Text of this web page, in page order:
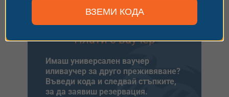
Плати с ваучер
Имаш универсален ваучер
иливаучер за друго преживяване?
Въведи кода и следвай стъпките,
за да заявиш резервация.
ВЗЕМИ КОДА